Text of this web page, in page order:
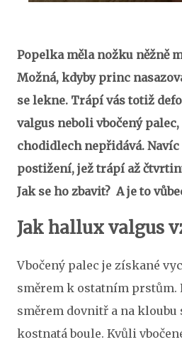
Popelka měla nožku něžně
Možná, kdyby princ
se lekne. Trápí vás totiž
valgus neboli vbočený
chodidlech nepřidává.
postižení, jež trápí až
Jak se ho zbavit? A je to
Jak hallux valgus
Vbočený palec je získané
směrem k ostatním prstům.
směrem dovnitř a na
kostnatá boule. Kvůli